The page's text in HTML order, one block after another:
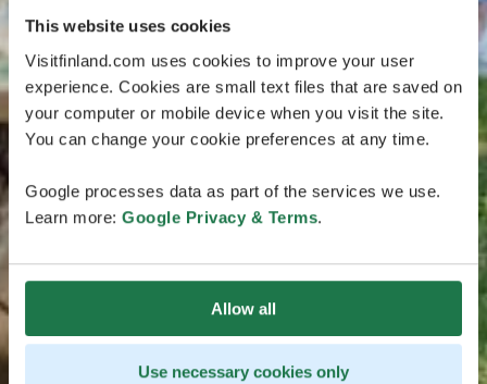
This website uses cookies
Visitfinland.com uses cookies to improve your user
experience. Cookies are small text files that are saved on
your computer or mobile device when you visit the site.
You can change your cookie preferences at any time.
Google processes data as part of the services we use.
Learn more: Google Privacy & Terms.
Allow all
Use necessary cookies only